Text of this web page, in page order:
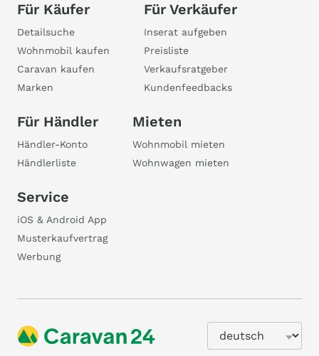
Für Käufer
Detailsuche
Wohnmobil kaufen
Caravan kaufen
Marken
Für Verkäufer
Inserat aufgeben
Preisliste
Verkaufsratgeber
Kundenfeedbacks
Für Händler
Händler-Konto
Händlerliste
Mieten
Wohnmobil mieten
Wohnwagen mieten
Service
iOS & Android App
Musterkaufvertrag
Werbung